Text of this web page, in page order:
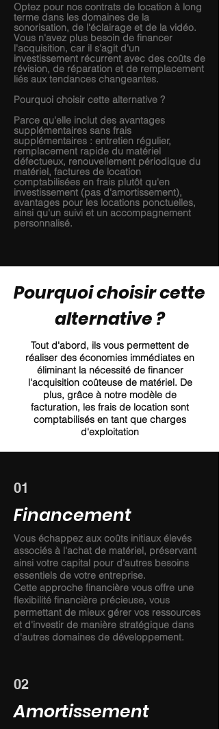
Optez pour nos contrats de location à long
terme dans les domaines de la
sonorisation, de l'éclairage et de la vidéo.
Vous n'avez plus besoin de financer
l'acquisition, car il s'agit d'un
investissement récurrent avec des coûts de
révision, de réparation et de remplacement
liés aux tendances changeantes.
Pourquoi choisir cette alternative ?
Parce qu'elle inclut des avantages
supplémentaires sans frais
supplémentaires : entretien régulier,
remplacement rapide du matériel
défectueux, renouvellement périodique du
matériel, factures de location
comptabilisées en frais plutôt qu'en
investissement (pas d'amortissement),
avantages pour les locations ponctuelles,
ainsi qu'un suivi et un accompagnement
personnalisé.
Pourquoi choisir cette
alternative ?
Tout d'abord, ils vous permettent de
réaliser des économies immédiates en
éliminant la nécessité de financer
l'acquisition coûteuse de matériel. De
plus, grâce à notre modèle de
facturation, les frais de location sont
comptabilisés en tant que charges
d'exploitation
01
Financement
Vous échappez aux coûts initiaux élevés
associés à l'achat de matériel, préservant
ainsi votre capital pour d'autres besoins
essentiels de votre entreprise.
Cette approche financière vous offre une
flexibilité financière précieuse, vous
permettant de mieux gérer vos ressources
et d'investir de manière stratégique dans
d'autres domaines de développement.
02
Amortissement